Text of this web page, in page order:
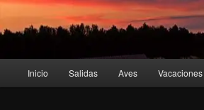
Inicio Salidas Aves Vacaciones